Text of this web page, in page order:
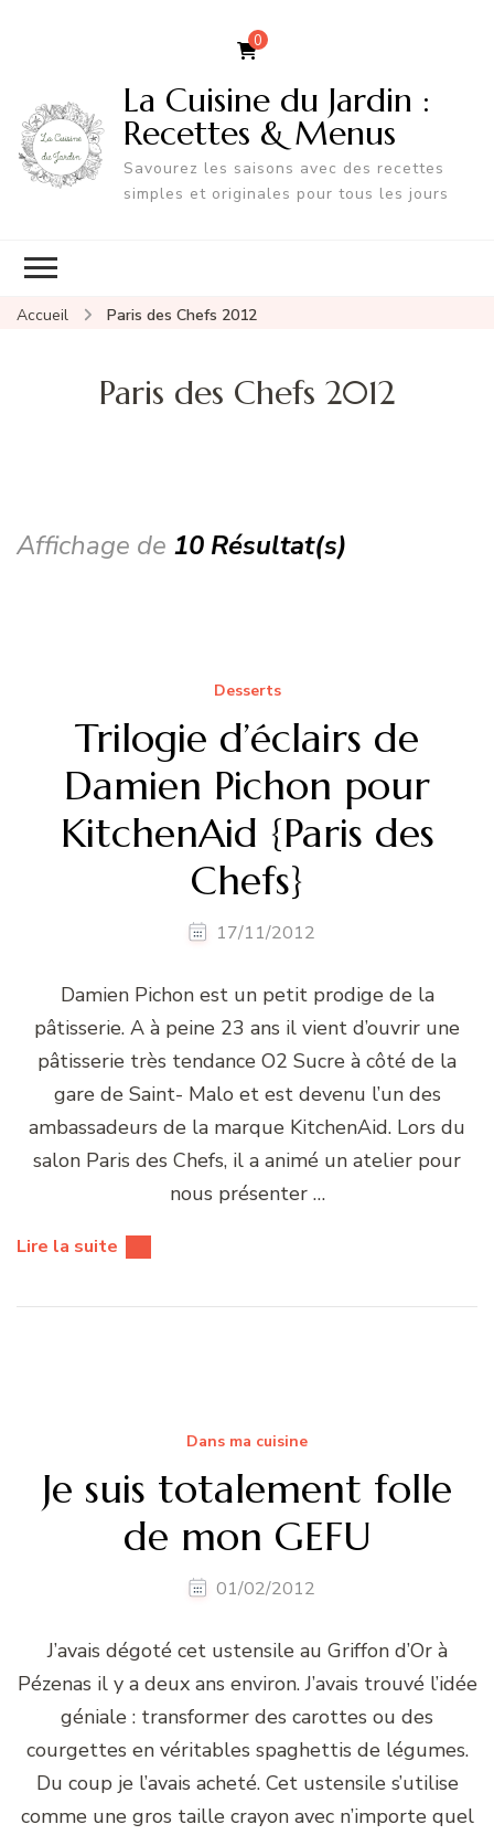
0
La Cuisine du Jardin :
Recettes & Menus
Savourez les saisons avec des recettes
simples et originales pour tous les jours
Accueil Paris des Chefs 2012
Paris des Chefs 2012
Affichage de 10 Résultat(s)
Desserts
Trilogie d’éclairs de
Damien Pichon pour
KitchenAid {Paris des
Chefs}
17/11/2012
Damien Pichon est un petit prodige de la
pâtisserie. A à peine 23 ans il vient d’ouvrir une
pâtisserie très tendance O2 Sucre à côté de la
gare de Saint- Malo et est devenu l’un des
ambassadeurs de la marque KitchenAid. Lors du
salon Paris des Chefs, il a animé un atelier pour
nous présenter …
Lire la suite
Dans ma cuisine
Je suis totalement folle
de mon GEFU
01/02/2012
J’avais dégoté cet ustensile au Griffon d’Or à
Pézenas il y a deux ans environ. J’avais trouvé l’idée
géniale : transformer des carottes ou des
courgettes en véritables spaghettis de légumes.
Du coup je l’avais acheté. Cet ustensile s’utilise
comme une gros taille crayon avec n’importe quel